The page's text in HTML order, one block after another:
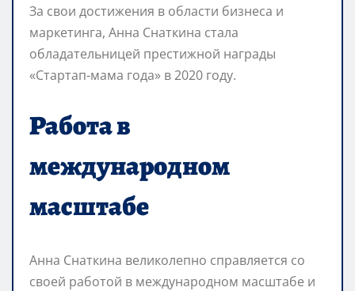
За свои достижения в области бизнеса и
маркетинга, Анна Снаткина стала
обладательницей престижной награды
«Стартап-мама года» в 2020 году.
Работа в
международном
масштабе
Анна Снаткина великолепно справляется со
своей работой в международном масштабе и